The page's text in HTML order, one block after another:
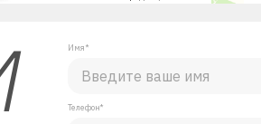
Имя*
Телефон*